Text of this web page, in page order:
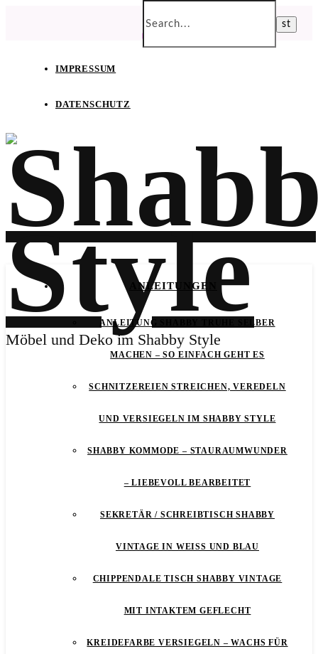
IMPRESSUM
DATENSCHUTZ
Möbel und Deko im Shabby Style
ANLEITUNGEN
ANLEITUNG SHABBY TRUHE SELBER
MACHEN – SO EINFACH GEHT ES
SCHNITZEREIEN STREICHEN, VEREDELN
UND VERSIEGELN IM SHABBY STYLE
SHABBY KOMMODE – STAURAUMWUNDER
– LIEBEVOLL BEARBEITET
SEKRETÄR / SCHREIBTISCH SHABBY
VINTAGE IN WEISS UND BLAU
CHIPPENDALE TISCH SHABBY VINTAGE
MIT INTAKTEM GEFLECHT
KREIDEFARBE VERSIEGELN – WACHS FÜR